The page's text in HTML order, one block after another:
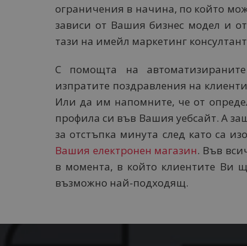
ограничения в начина, по който
зависи от Вашия бизнес модел и
тази на имейл маркетинг
С помощта на
изпратите поздравления на
Или да им напомните, че от
профила си във Вашия уебсайт. А
за отстъпка минута след като са
Вашия електронен магазин. Във
в момента, в който клиентите Ви
възможно най-подходящ.